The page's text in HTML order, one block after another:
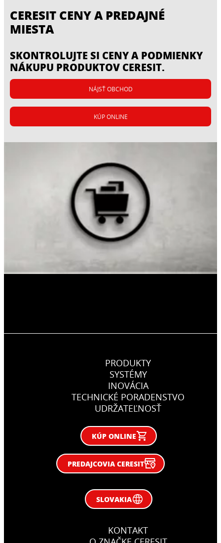
CERESIT CENY A PREDAJNÉ
MIESTA
SKONTROLUJTE SI CENY A PODMIENKY
NÁKUPU PRODUKTOV CERESIT.
NÁJSŤ OBCHOD
KÚP ONLINE
PRODUKTY
SYSTÉMY
INOVÁCIA
TECHNICKÉ PORADENSTVO
UDRŽATEĽNOSŤ
KÚP ONLINE
PREDAJCOVIA CERESIT
SLOVAKIA
KONTAKT